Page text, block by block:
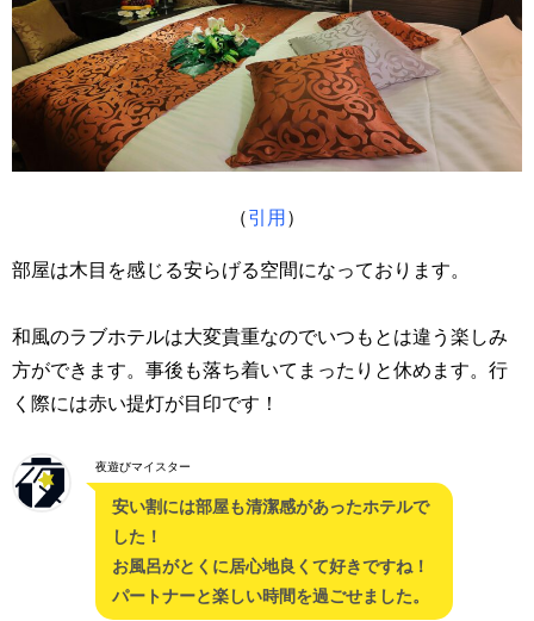
（引用 ）
部屋は木目を感じる安らげる空間になっております。
和風のラブホテルは大変貴重なのでいつもとは違う楽しみ
方ができます。事後も落ち着いてまったりと休めます。行
く際には赤い提灯が目印です！
夜遊びマイスター
安い割には部屋も清潔感があったホテルで
した！
お風呂がとくに居心地良くて好きですね！
パートナーと楽しい時間を過ごせました。